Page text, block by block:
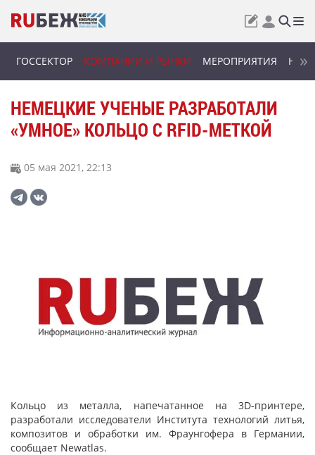
ГОССЕКТОР КОМПАНИИ И РЫНКИ МЕРОПРИЯТИЯ
НЕМЕЦКИЕ УЧЕНЫЕ РАЗРАБОТАЛИ
«УМНОЕ» КОЛЬЦО С RFID-МЕТКОЙ
05 мая 2021, 22:13
Кольцо из металла, напечатанное на 3D-принтере,
разработали исследователи Института технологий литья,
композитов и обработки им. Фраунгофера в Германии,
сообщает Newatlas.